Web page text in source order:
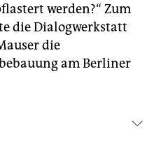
werden?“ Zum
die Dialogwerkstatt
die
am Berliner